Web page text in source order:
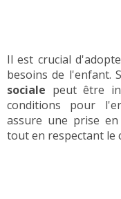
Il est crucial
besoins de l'enfant.
sociale peut être
conditions pour
assure une prise
tout en respectant le